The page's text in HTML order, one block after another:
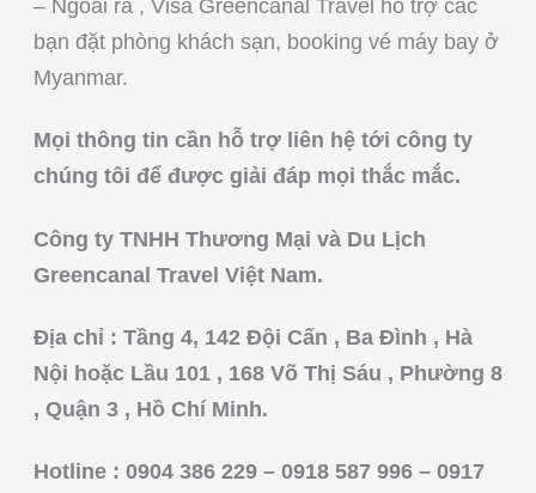
– Ngoài ra , Visa Greencanal Travel hỗ trợ các
bạn đặt phòng khách sạn, booking vé máy bay ở
Myanmar.
Mọi thông tin cần hỗ trợ liên hệ tới công ty
chúng tôi để được giải đáp mọi thắc mắc.
Công ty TNHH Thương Mại và Du Lịch
Greencanal Travel Việt Nam.
Địa chỉ : Tầng 4, 142 Đội Cấn , Ba Đình , Hà
Nội hoặc Lầu 101 , 168 Võ Thị Sáu , Phường 8
, Quận 3 , Hồ Chí Minh.
Hotline : 0904 386 229 – 0918 587 996 – 0917